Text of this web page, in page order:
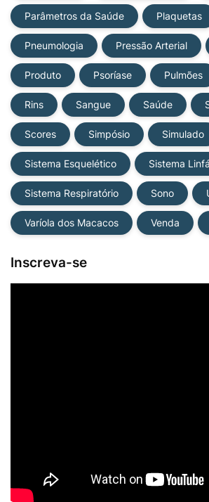
Parâmetros da Saúde Plaquetas
Pneumologia Pressão Arterial
Produto Psoríase Pulmões
Rins Sangue Saúde
Scores Simpósio Simulado
Sistema Esquelético Sistema
Sistema Respiratório Sono
Varíola dos Macacos Venda
Inscreva-se